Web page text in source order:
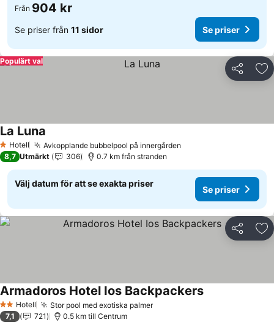
Från 904 kr
Se priser från 11 sidor Se priser
Dela
Populärt val
1 Stjärnor
Hotell Avkopplande bubbelpool på innergården
La Luna
8,7 Utmärkt 306 0.7 km från stranden
Välj datum för att se exakta priser
Se priser
Dela
2 Stjärnor
Hotell Stor pool med exotiska palmerSe priser
Armadoros Hotel Ios BackpackersSe priser
7,1 721 0.5 km till Centrum